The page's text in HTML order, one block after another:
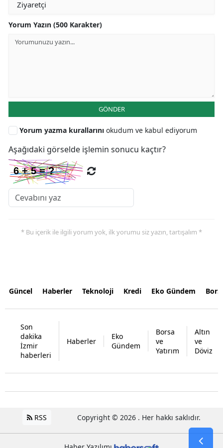
Yorum Yazın (500 Karakter)
GÖNDER
Yorum yazma kurallarını okudum ve kabul ediyorum
Aşağıdaki görselde işlemin sonucu kaçtır?
* Bu içerik ile ilgili yorum yok, ilk yorumu siz yazın, tartışalım *
Güncel Haberler Teknoloji Kredi Eko Gündem
Son
dakika
İzmir
haberleri
Haberler
Eko
Gündem
Borsa
ve
Yatırım
Altın
ve
Döviz
RSS Copyright © 2026 . Her hakkı saklıdır.